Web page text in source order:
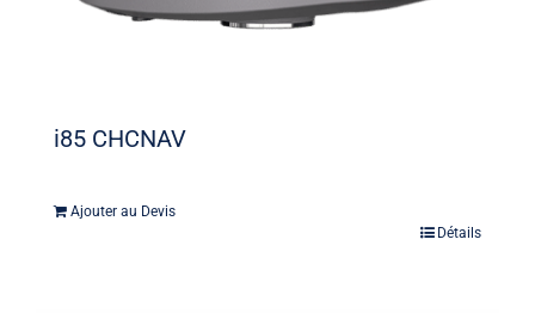
i85 CHCNAV
Ajouter au Devis
Détails